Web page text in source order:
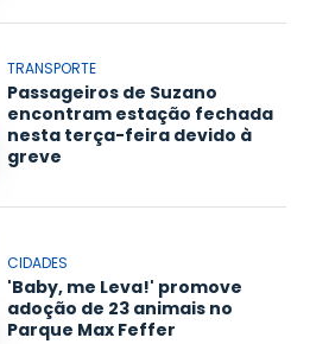
TRANSPORTE
Passageiros de Suzano
encontram estação fechada
nesta terça-feira devido à
greve
CIDADES
'Baby, me Leva!' promove
adoção de 23 animais no
Parque Max Feffer